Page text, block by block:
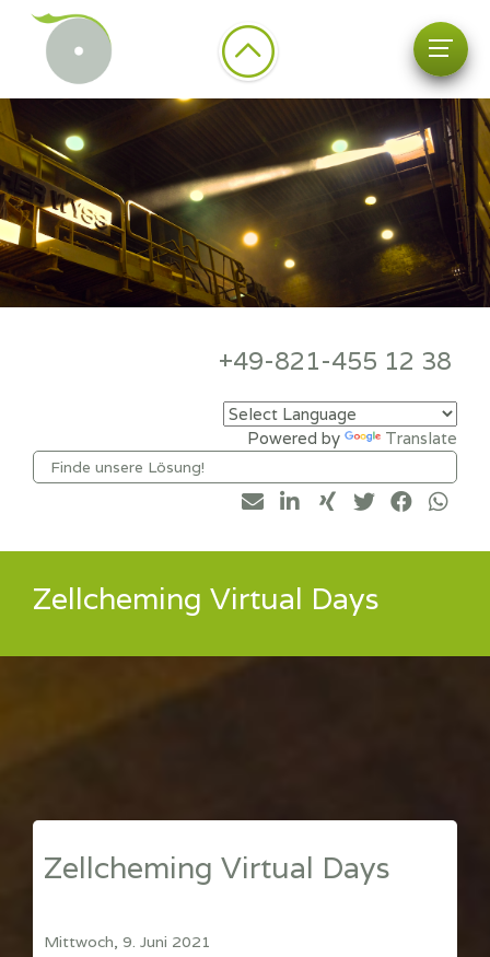
+49-821-455 12 38
Powered by Translate
Zellcheming Virtual Days
Zellcheming Virtual Days
Mittwoch, 9. Juni 2021